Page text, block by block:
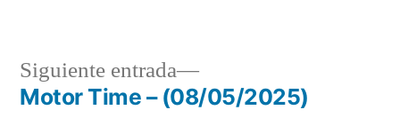
Siguiente entrada
Siguiente
entrada:
Motor Time – (08/05/2025)